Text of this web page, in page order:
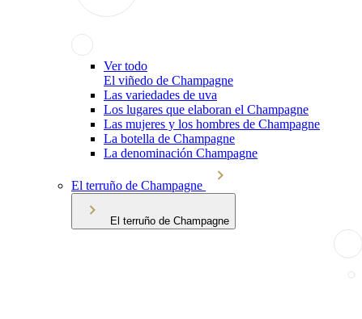
Ver todo
El viñedo de Champagne
Las variedades de uva
Los lugares que elaboran el Champagne
Las mujeres y los hombres de Champagne
La botella de Champagne
La denominación Champagne
El terruño de Champagne
El terruño de Champagne